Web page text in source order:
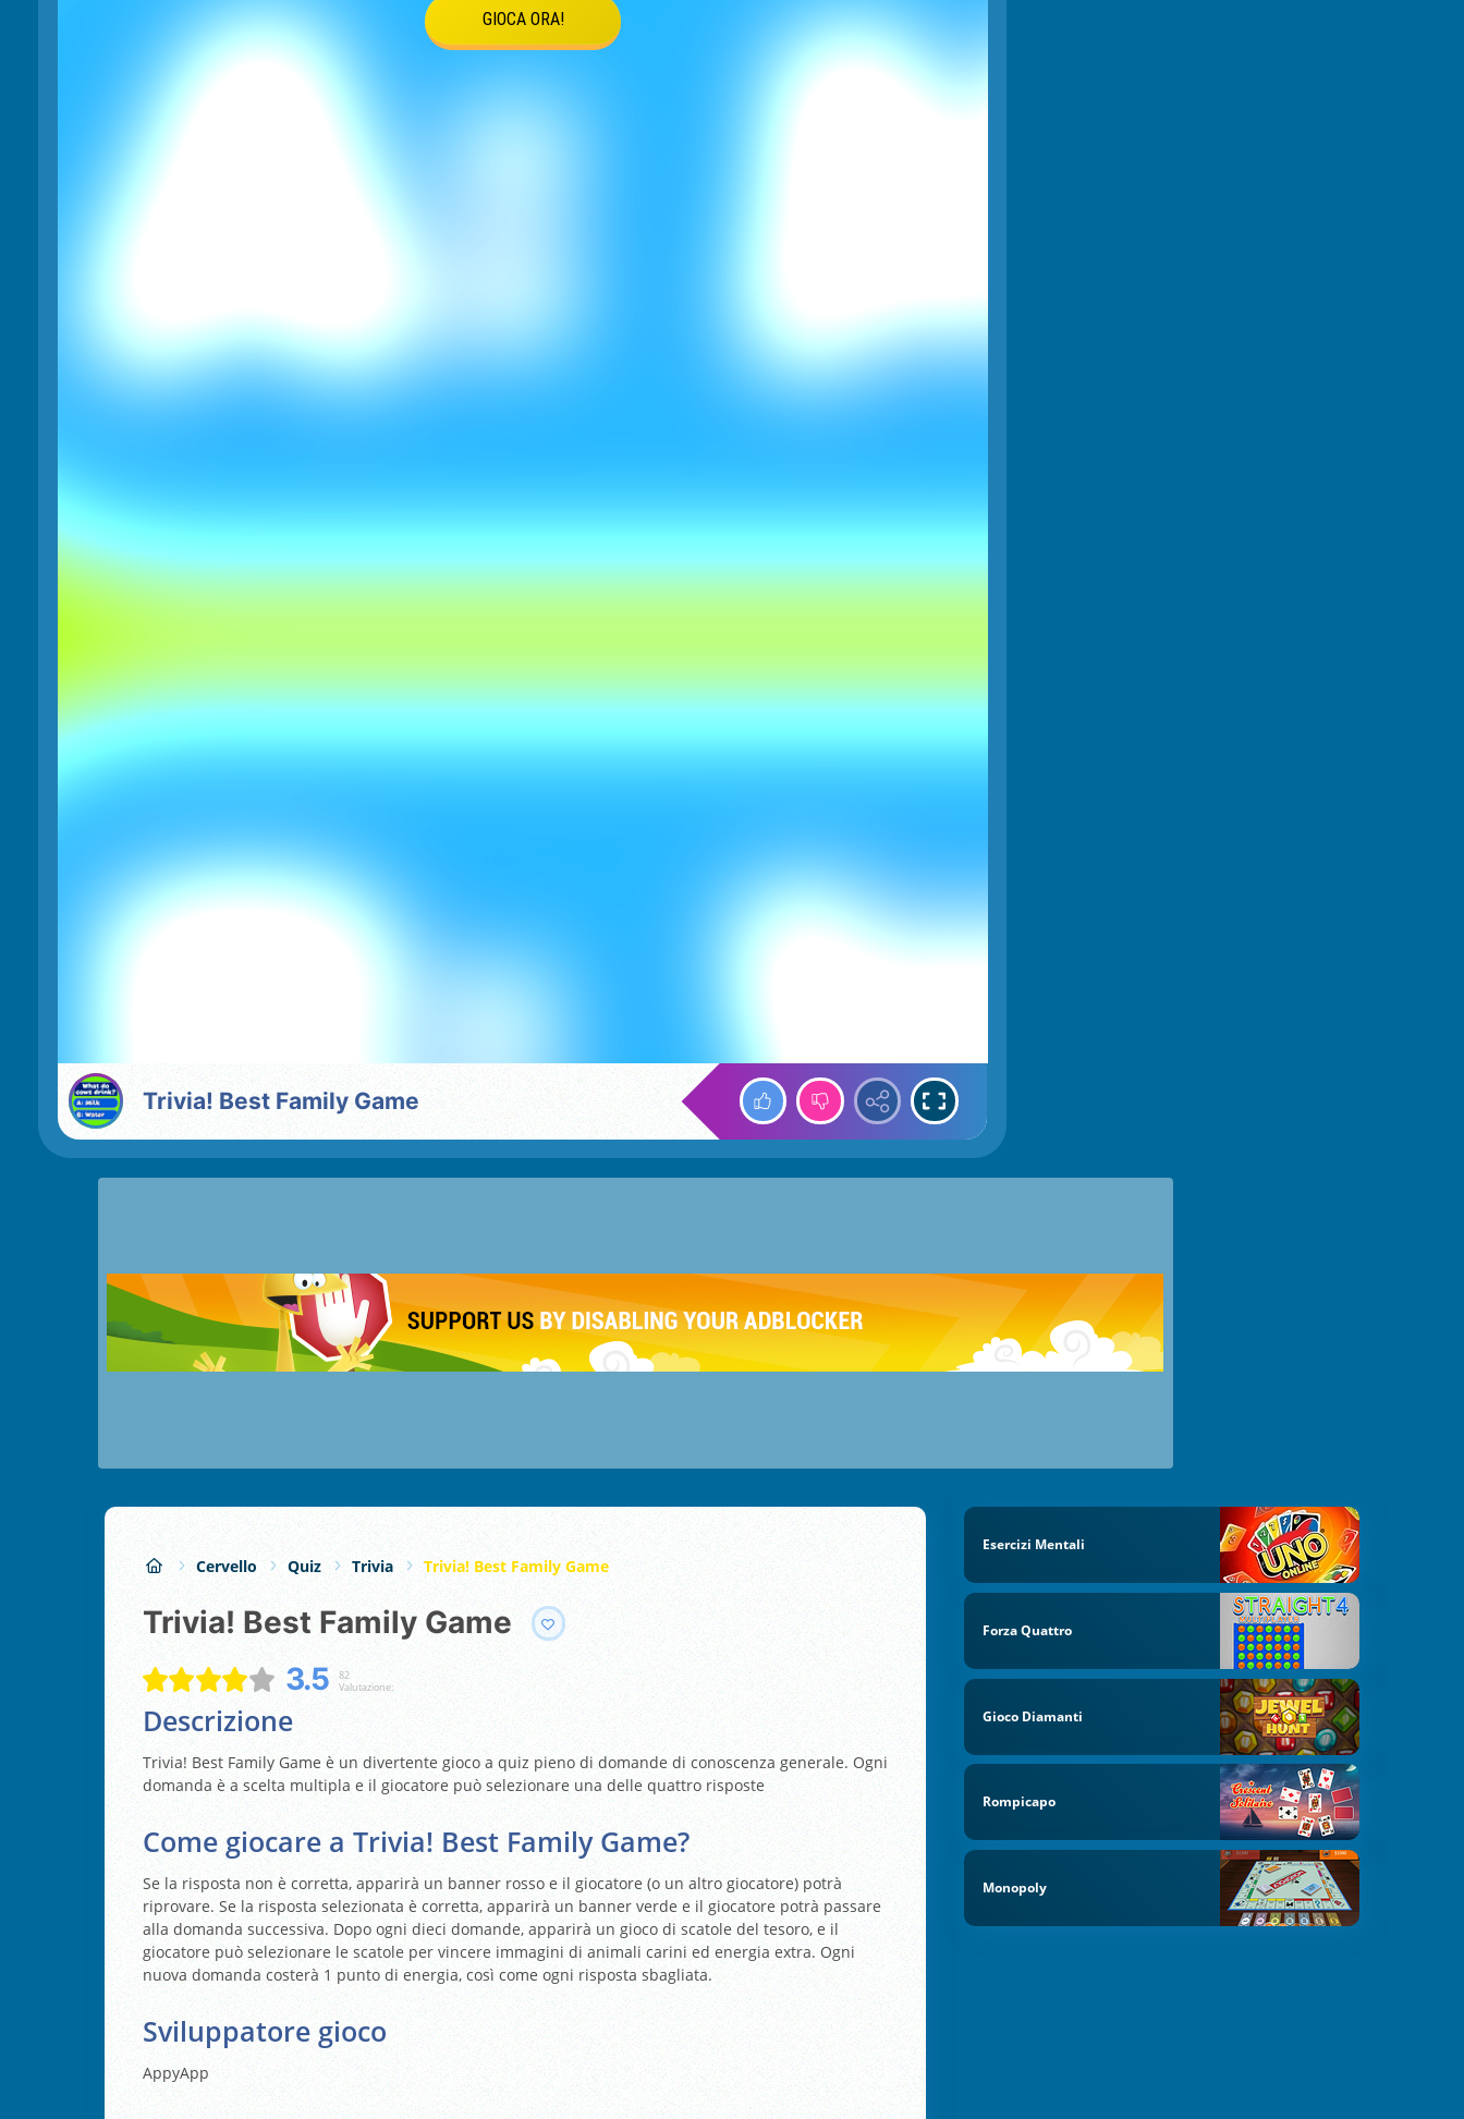
Trivia! Best Family Game
Cervello Quiz Trivia Trivia! Best Family Game
Trivia! Best Family Game
3.5
82
Valutazione:
Descrizione
Trivia! Best Family Game è un divertente gioco a quiz pieno di domande di conoscenza generale. Ogni
domanda è a scelta multipla e il giocatore può selezionare una delle quattro risposte
Come giocare a Trivia! Best Family Game?
Se la risposta non è corretta, apparirà un banner rosso e il giocatore (o un altro giocatore) potrà
riprovare. Se la risposta selezionata è corretta, apparirà un banner verde e il giocatore potrà passare
alla domanda successiva. Dopo ogni dieci domande, apparirà un gioco di scatole del tesoro, e il
giocatore può selezionare le scatole per vincere immagini di animali carini ed energia extra. Ogni
nuova domanda costerà 1 punto di energia, così come ogni risposta sbagliata.
Sviluppatore gioco
AppyApp
Esercizi Mentali
Forza Quattro
Gioco Diamanti
Rompicapo
Monopoly